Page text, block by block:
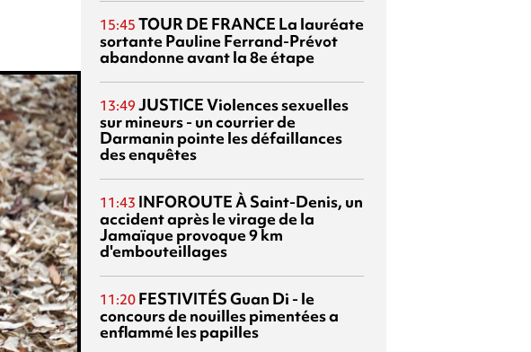
15:45 TOUR DE FRANCE La lauréate
sortante Pauline Ferrand-Prévot
abandonne avant la 8e étape
13:49 JUSTICEViolences sexuelles
sur mineurs - un courrier de
Darmanin pointe les défaillances
des enquêtes
11:43 INFOROUTEÀ Saint-Denis, un
accident après le virage de la
Jamaïque provoque 9 km
d'embouteillages
11:20 FESTIVITÉSGuan Di - le
concours de nouilles pimentées a
enflammé les papilles